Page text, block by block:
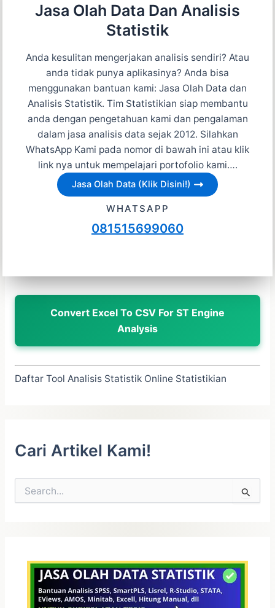
Jasa Olah Data Dan Analisis
Statistik
Anda kesulitan mengerjakan analisis sendiri? Atau
anda tidak punya aplikasinya? Anda bisa
menggunakan bantuan kami: Jasa Olah Data dan
Analisis Statistik. Tim Statistikian siap membantu
anda dengan pengetahuan kami dan pengalaman
dalam jasa analisis data sejak 2012. Silahkan
WhatsApp Kami pada nomor di bawah ini atau klik
link nya untuk mempelajari portofolio kami….
Jasa Olah Data (Klik Disini!)
WHATSAPP
081515699060
Convert Excel To CSV For ST Engine
Analysis
Daftar Tool Analisis Statistik Online Statistikian
Cari Artikel Kami!